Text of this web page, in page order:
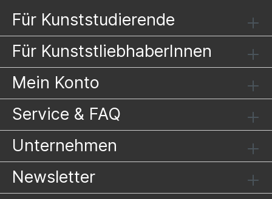
Für Kunststudierende
Für KunststliebhaberInnen
Mein Konto
Service & FAQ
Unternehmen
Newsletter